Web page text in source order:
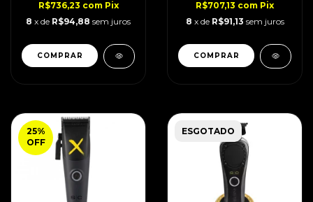
R$736,23 com Pix
8 x de R$94,88 sem juros
R$707,13 com Pix
8 x de R$91,13 sem juros
25%
OFF
ESGOTADO